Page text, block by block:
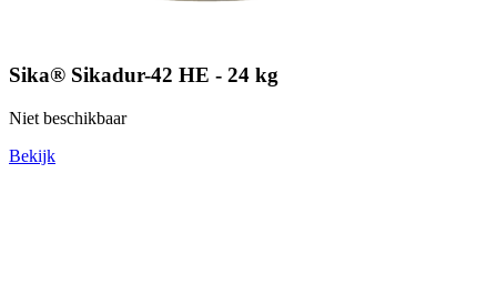
Sika® Sikadur-42 HE - 24 kg
Niet beschikbaar
Bekijk